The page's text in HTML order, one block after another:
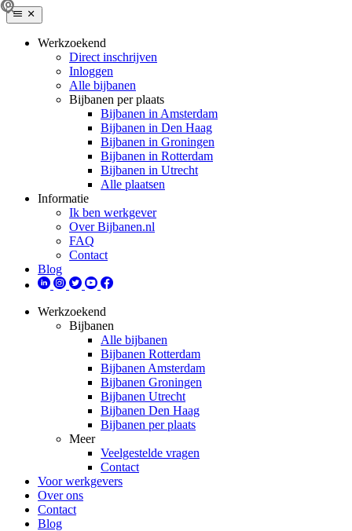
Werkzoekend
Direct inschrijven
Inloggen
Alle bijbanen
Bijbanen per plaats
Bijbanen in Amsterdam
Bijbanen in Den Haag
Bijbanen in Groningen
Bijbanen in Rotterdam
Bijbanen in Utrecht
Alle plaatsen
Informatie
Ik ben werkgever
Over Bijbanen.nl
FAQ
Contact
Blog
Werkzoekend
Bijbanen
Alle bijbanen
Bijbanen Rotterdam
Bijbanen Amsterdam
Bijbanen Groningen
Bijbanen Utrecht
Bijbanen Den Haag
Bijbanen per plaats
Meer
Veelgestelde vragen
Contact
Voor werkgevers
Over ons
Contact
Blog